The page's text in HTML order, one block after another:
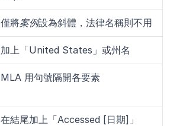
僅將案例設為斜體，法律名稱則不用
加上「United States」或州名
MLA 用句號隔開各要素
在結尾加上「Accessed [日期]」